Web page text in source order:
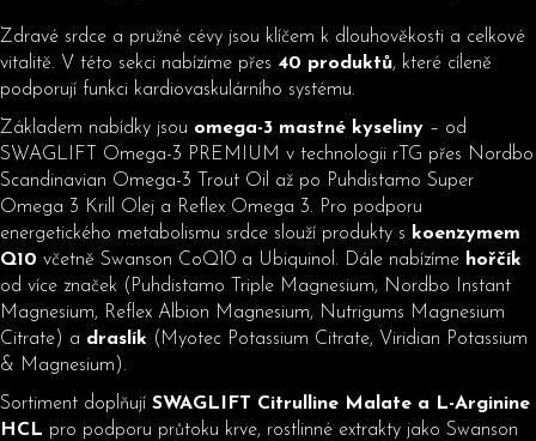
d
a
c
í
p
r
k
y
u
Zdravé srdce a pružné cévy jsou klíčem k dlouhověkosti a celkové
vitalitě. V této sekci nabízíme přes 40 produktů, které cíleně
podporují funkci kardiovaskulárního systému.
Základem nabídky jsou omega-3 mastné kyseliny – od
SWAGLIFT Omega-3 PREMIUM v technologii rTG přes Nordbo
Scandinavian Omega-3 Trout Oil až po Puhdistamo Super
Omega 3 Krill Olej a Reflex Omega 3. Pro podporu
energetického metabolismu srdce slouží produkty s koenzymem
Q10 včetně Swanson CoQ10 a Ubiquinol. Dále nabízíme hořčík
od více značek (Puhdistamo Triple Magnesium, Nordbo Instant
Magnesium, Reflex Albion Magnesium, Nutrigums Magnesium
Citrate) a draslík (Myotec Potassium Citrate, Viridian Potassium
& Magnesium).
Sortiment doplňují SWAGLIFT Citrulline Malate a L-Arginine
HCL pro podporu průtoku krve, rostlinné extrakty jako Swanson